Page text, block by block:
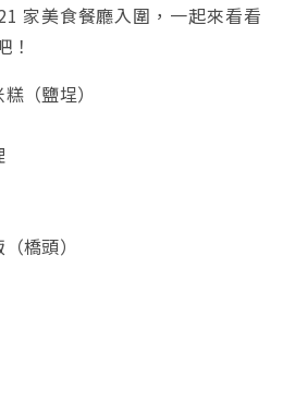
家美食餐廳入圍，一起來看看
！
（鹽埕）
橋頭）